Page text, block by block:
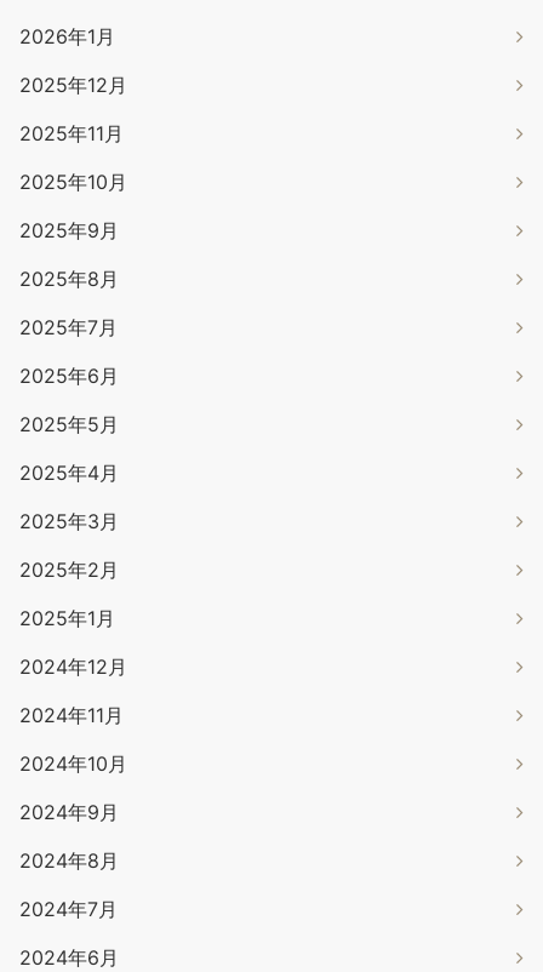
2026年1月
2025年12月
2025年11月
2025年10月
2025年9月
2025年8月
2025年7月
2025年6月
2025年5月
2025年4月
2025年3月
2025年2月
2025年1月
2024年12月
2024年11月
2024年10月
2024年9月
2024年8月
2024年7月
2024年6月